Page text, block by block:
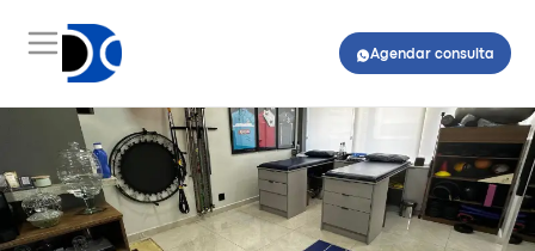
Agendar consulta